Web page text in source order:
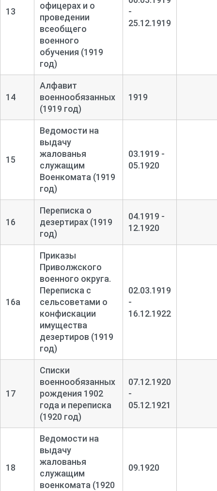
13
офицерах и о
проведении
всеобщего
военного
обучения (1919
год)
-
25.12.1919
14
Алфавит
военнообязанных
(1919 год)
1919
15
Ведомости на
выдачу
жалованья
служащим
Военкомата (1919
год)
03.1919 -
05.1920
16
Переписка о
дезертирах (1919
год)
04.1919 -
12.1920
16а
Приказы
Приволжского
военного округа.
Переписка с
сельсоветами о
конфискации
имущества
дезертиров (1919
год)
02.03.1919
-
16.12.1922
17
Списки
военнообязанных
рождения 1902
года и переписка
(1920 год)
07.12.1920
-
05.12.1921
18
Ведомости на
выдачу
жалованья
служащим
военкомата (1920
09.1920